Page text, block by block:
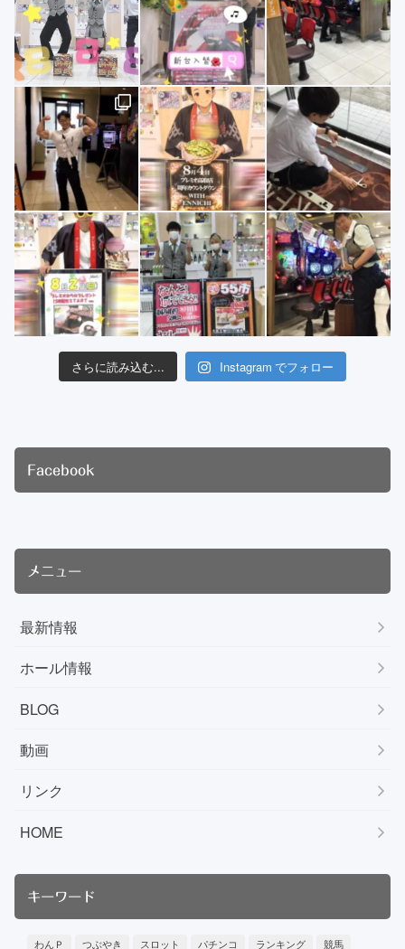
さらに読み込む... Instagram でフォロー
Facebook
メニュー
最新情報
ホール情報
BLOG
動画
リンク
HOME
キーワード
わんＰ つぶやき スロット パチンコ ランキング 競馬